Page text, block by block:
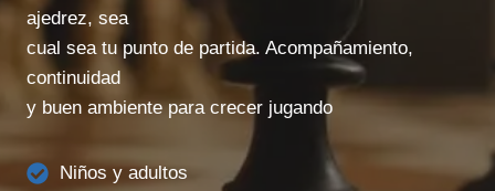
ajedrez, sea
cual sea tu punto de partida. Acompañamiento,
continuidad
y buen ambiente para crecer jugando
Niños y adultos